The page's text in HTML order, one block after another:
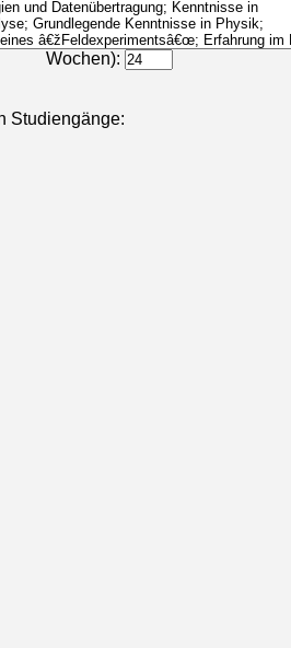
Bearbeitungsdauer (in
Wochen):
Studiengänge: